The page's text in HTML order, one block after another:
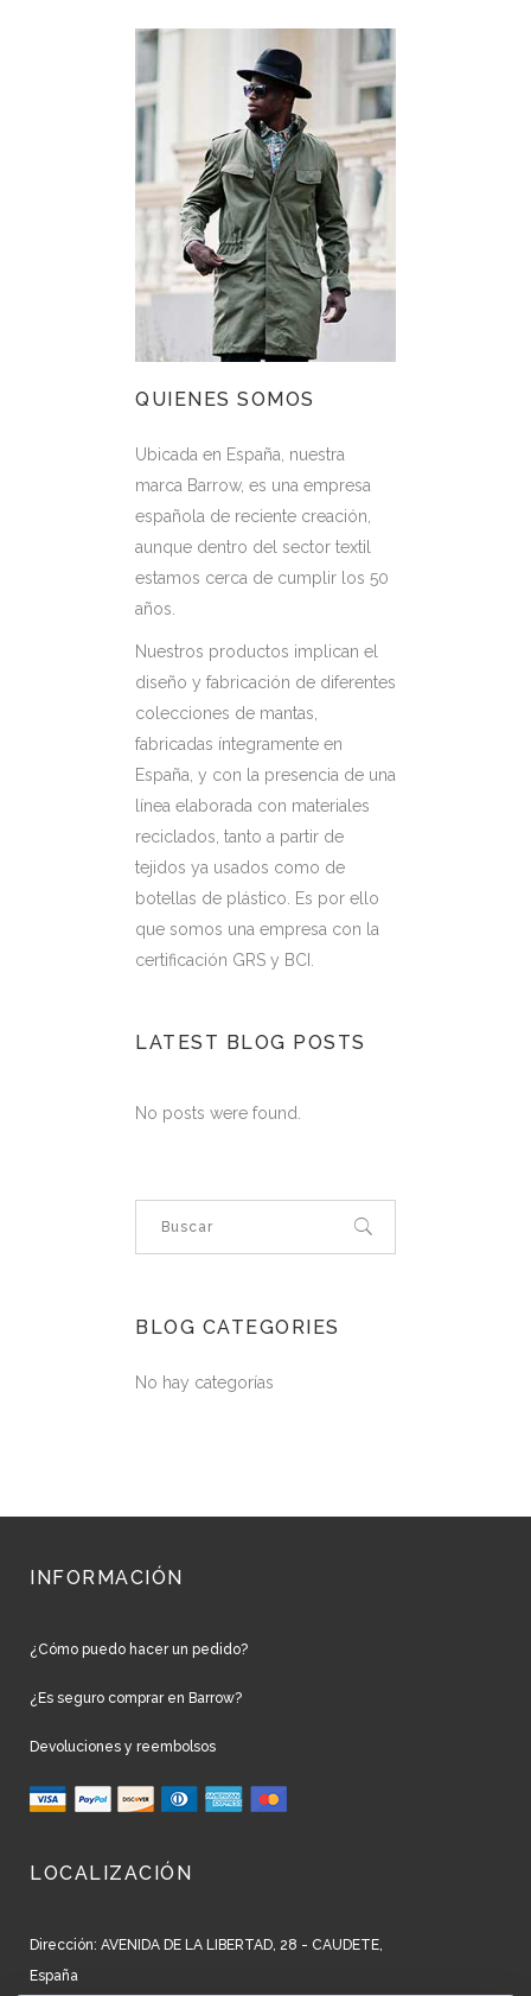
QUIENES SOMOS
Ubicada en España, nuestra
marca Barrow, es una empresa
española de reciente creación,
aunque dentro del sector textil
estamos cerca de cumplir los 50
años.
Nuestros productos implican el
diseño y fabricación de diferentes
colecciones de mantas,
fabricadas íntegramente en
España, y con la presencia de una
línea elaborada con materiales
reciclados, tanto a partir de
tejidos ya usados como de
botellas de plástico. Es por ello
que somos una empresa con la
certificación GRS y BCI.
LATEST BLOG POSTS
No posts were found.
BLOG CATEGORIES
No hay categorías
INFORMACIÓN
¿Cómo puedo hacer un pedido?
¿Es seguro comprar en Barrow?
Devoluciones y reembolsos
LOCALIZACIÓN
Dirección: AVENIDA DE LA LIBERTAD, 28 - CAUDETE,
España